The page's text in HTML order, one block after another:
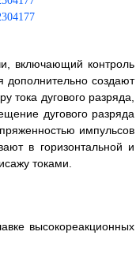
включающий контроль
дополнительно создают
тока дугового разряда,
дугового разряда
импульсов
в горизонтальной и
токами.
высокореакционных